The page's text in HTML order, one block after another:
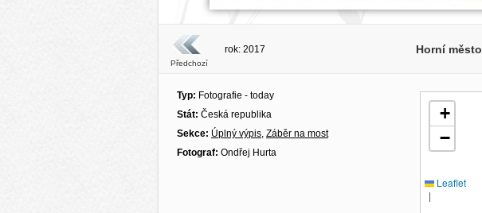
Předchozí
rok: 2017 Horní
Typ: Fotografie - today
Stát: Česká republika
Sekce: Úplný výpis, Záběr na most
Fotograf: Ondřej Hurta
+
−
Leaflet
|